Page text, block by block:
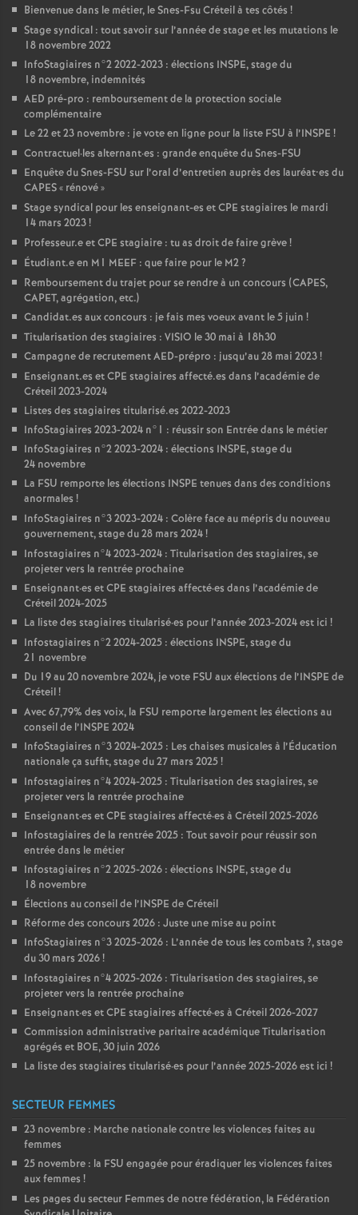
Bienvenue dans le métier, le Snes-Fsu Créteil à tes côtés !
Stage syndical : tout savoir sur l’année de stage et les mutations le
18 novembre 2022
InfoStagiaires n°2 2022-2023 : élections INSPE, stage du
18 novembre, indemnités
AED pré-pro : remboursement de la protection sociale
complémentaire
Le 22 et 23 novembre : je vote en ligne pour la liste FSU à l’INSPE !
Contractuel·les alternant·es : grande enquête du Snes-FSU
Enquête du Snes-FSU sur l’oral d’entretien auprès des lauréat•es du
CAPES« rénové»
Stage syndical pour les enseignant-es etCPE stagiaires le mardi
14 mars 2023!
Professeur.e etCPE stagiaire : tu as droit de faire grève!
Étudiant.e en M1 MEEF : que faire pour le M2?
Remboursement du trajet pour se rendre à un concours (CAPES,
CAPET, agrégation, etc.)
Candidat.es aux concours : je fais mes voeux avant le 5 juin !
Titularisation des stagiaires : VISIO le 30 mai à 18h30
Campagne de recrutementAED-prépro : jusqu’au 28 mai 2023!
Enseignant.es etCPE stagiaires affecté.es dans l’académie de
Créteil 2023-2024
Listes des stagiaires titularisé.es 2022-2023
InfoStagiaires 2023-2024 n°1 : réussir son Entrée dans le métier
InfoStagiaires n°2 2023-2024 : élections INSPE, stage du
24 novembre
La FSU remporte les élections INSPE tenues dans des conditions
anormales !
InfoStagiaires n°3 2023-2024 : Colère face au mépris du nouveau
gouvernement, stage du 28 mars 2024!
Infostagiaires n°4 2023-2024 : Titularisation des stagiaires, se
projeter vers la rentrée prochaine
Enseignant·es etCPE stagiaires affecté·es dans l’académie de
Créteil 2024-2025
La liste des stagiaires titularisé·es pour l’année 2023-2024 est ici !
Infostagiaires n°2 2024-2025 : élections INSPE, stage du
21 novembre
Du 19 au 20 novembre 2024, je vote FSU aux élections de l’INSPE de
Créteil!
Avec 67,79% des voix, la FSU remporte largement les élections au
conseil de l’INSPE 2024
InfoStagiaires n°3 2024-2025 : Les chaises musicales à l’Éducation
nationale ça suffit, stage du 27 mars 2025!
Infostagiaires n°4 2024-2025 : Titularisation des stagiaires, se
projeter vers la rentrée prochaine
Enseignant·es etCPE stagiaires affecté·es à Créteil 2025-2026
Infostagiaires de la rentrée 2025 : Tout savoir pour réussir son
entrée dans le métier
Infostagiaires n°2 2025-2026 : élections INSPE, stage du
18 novembre
Élections au conseil de l’INSPE de Créteil
Réforme des concours 2026 : Juste une mise au point
InfoStagiaires n°3 2025-2026 : L’année de tous les combats ?, stage
du 30 mars 2026!
Infostagiaires n°4 2025-2026 : Titularisation des stagiaires, se
projeter vers la rentrée prochaine
Enseignant·es etCPE stagiaires affecté·es à Créteil 2026-2027
Commission administrative paritaire académique Titularisation
agrégés et BOE, 30 juin 2026
La liste des stagiaires titularisé·es pour l’année 2025-2026 est ici !
SECTEUR FEMMES
23 novembre : Marche nationale contre les violences faites au
femmes
25 novembre : la FSU engagée pour éradiquer les violences faites
aux femmes !
Les pages du secteur Femmes de notre fédération, la Fédération